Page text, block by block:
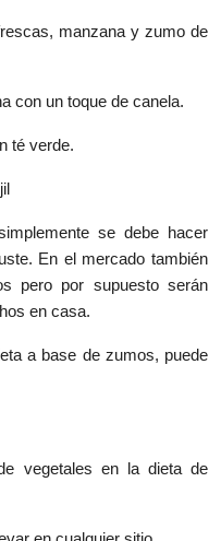
manzana y zumo de
con un toque de canela.
té verde.
se debe hacer
En el mercado también
pero por supuesto serán
en casa.
a base de zumos, puede
vegetales en la dieta de